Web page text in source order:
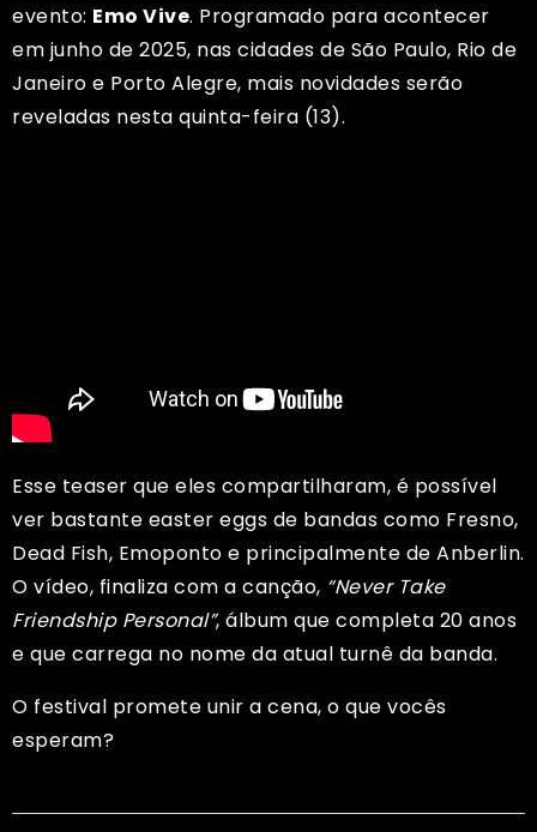
evento: Emo Vive. Programado para acontecer
em junho de 2025, nas cidades de São Paulo, Rio de
Janeiro e Porto Alegre, mais novidades serão
reveladas nesta quinta-feira (13).
Esse teaser que eles compartilharam, é possível
ver bastante easter eggs de bandas como Fresno,
Dead Fish, Emoponto e principalmente de Anberlin.
O vídeo, finaliza com a canção, “Never Take
Friendship Personal”, álbum que completa 20 anos
e que carrega no nome da atual turnê da banda.
O festival promete unir a cena, o que vocês
esperam?